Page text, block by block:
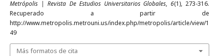
Metrópolis | Revista De Estudios Universitarios Globales, 6(1), 273-316.
Recuperado a partir de
http://www.metropolis.metrouni.us/index.php/metropolis/article/view/1
49
Más formatos de cita